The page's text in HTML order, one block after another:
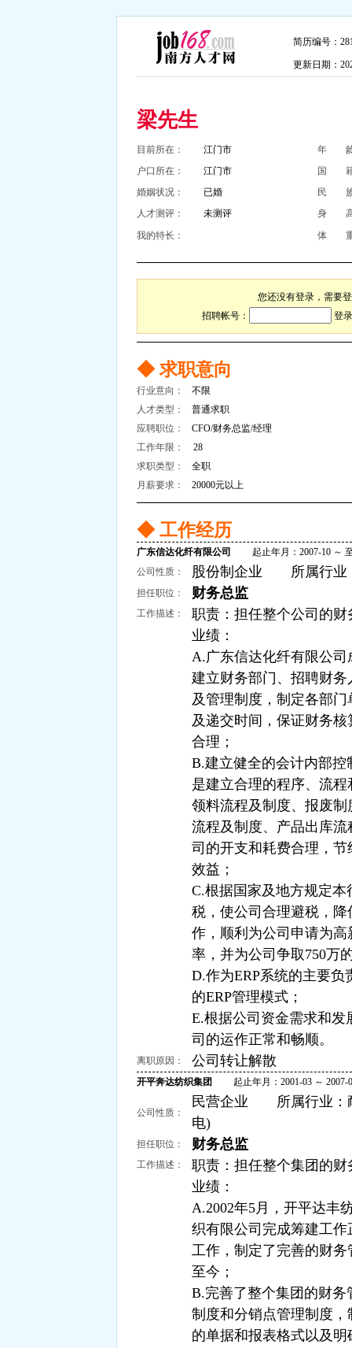
简历编号：
更新日期：
梁先生
目前所在： 江门市
年 龄
户口所在：
江门市
国
婚姻状况：
已婚
民
人才测评：
未测评
身 高
我的特长：
体 重
您还没有登录，需要
招聘帐号：
登
◆ 求职意向
行业意向：
不限
人才类型：
普通求职
应聘职位：
CFO/财务总监/经理
工作年限：
28
求职类型：
全职
月薪要求：
20000元以上
◆ 工作经历
广东信达化纤有限公司
起止年月：2007-10 ～
公司性质：
股份制企业 所属行业
担任职位： 财务总监
工作描述：
职责：担任整个公司的
业绩：
A.广东信达化纤有限公
建立财务部门、招聘财
及管理制度，制定各部
及递交时间，保证财务
合理；
B.建立健全的会计内部
是建立合理的程序、流
领料流程及制度、报废
流程及制度、产品出库
司的开支和耗费合理，
效益；
C.根据国家及地方规定
税，使公司合理避税，
作，顺利为公司申请为
率，并为公司争取750万
D.作为ERP系统的主要
的ERP管理模式；
E.根据公司资金需求和
司的运作正常和畅顺。
离职原因： 公司转让解散
开平奔达纺织集团 起止年月：2001-03 ～ 2007-
公司性质：
民营企业 所属行业：
电)
担任职位： 财务总监
工作描述：
职责：担任整个集团的
业绩：
A.2002年5月，开平达丰
织有限公司完成筹建工
工作，制定了完善的财
至今；
B.完善了整个集团的财
制度和分销点管理制度
的单据和报表格式以及